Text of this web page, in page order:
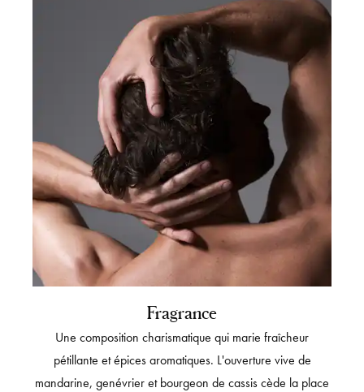
Fragrance
Une composition charismatique qui marie fraîcheur
pétillante et épices aromatiques. L'ouverture vive de
mandarine, genévrier et bourgeon de cassis cède la place